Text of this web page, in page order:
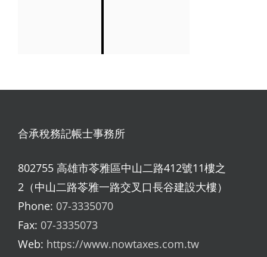
合承稅務記帳士事務所
802755 高雄市苓雅區中山二路412號11樓之
2（中山二路苓雅一路交叉口長谷建設大樓）
Phone: 07-3335070
Fax: 07-3335073
Web: https://www.nowtaxes.com.tw